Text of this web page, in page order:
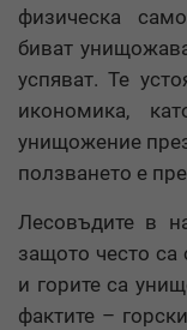
физическа
биват
успяват. Те
икономика,
унищожение
ползването е
Лесовъдите в
защото често са
и горите са
фактите –